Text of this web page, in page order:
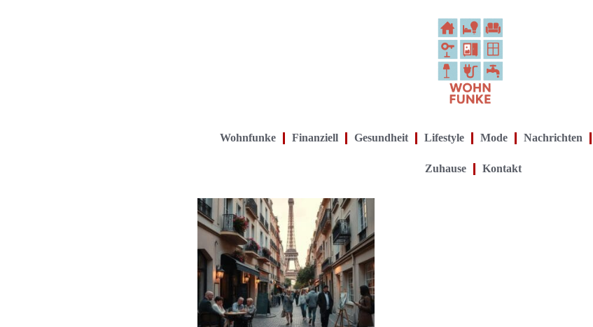
Wohnfunke Finanziell Gesundheit Lifestyle Mode Nachrichten
Zuhause Kontakt